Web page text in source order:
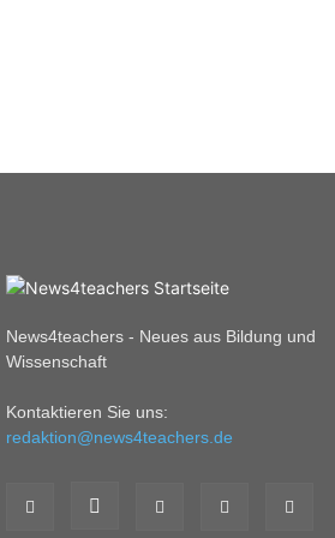
News4teachers - Neues aus Bildung und
Wissenschaft
Kontaktieren Sie uns:
redaktion@news4teachers.de